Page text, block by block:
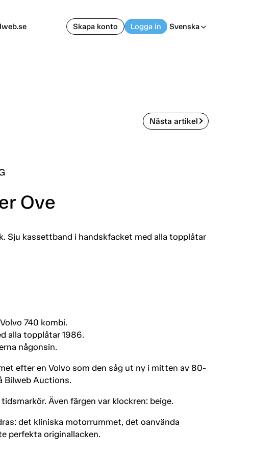
Skapa konto Logga in Svenska arrow_back_ios
Nästa artikel
Ove
Sju kassettband i handskfacket med alla topplåtar
740 kombi.
alla topplåtar 1986.
någonsin.
efter en Volvo som den såg ut ny i mitten av 80-
Bilweb Auctions.
Även färgen var klockren: beige.
det kliniska motorrummet, det oanvända
perfekta originallacken.